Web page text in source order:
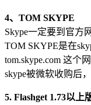
4、TOM SKYPE
Skype一定要到官方
TOM SKYPE是在
tom.skype.com 这个
skype被微软收购后
5. Flashget 1.73以上